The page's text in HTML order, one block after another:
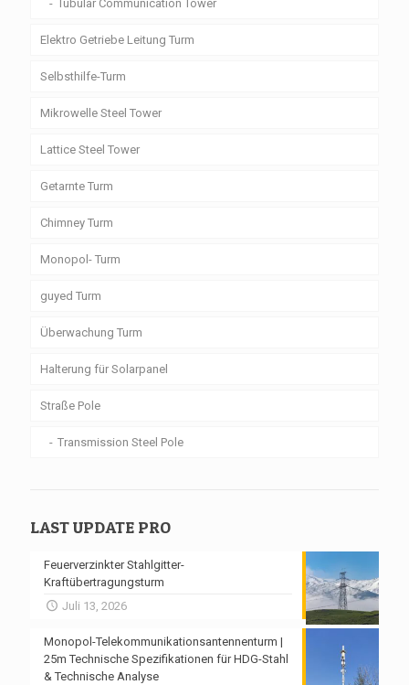
Tubular Communication Tower
Elektro Getriebe Leitung Turm
Selbsthilfe-Turm
Mikrowelle Steel Tower
Lattice Steel Tower
Getarnte Turm
Chimney Turm
Monopol- Turm
guyed Turm
Überwachung Turm
Halterung für Solarpanel
Straße Pole
Transmission Steel Pole
LAST UPDATE PRO
Feuerverzinkter Stahlgitter-
Kraftübertragungsturm
Juli 13, 2026
Monopol-Telekommunikationsantennenturm |
25m Technische Spezifikationen für HDG-Stahl
& Technische Analyse